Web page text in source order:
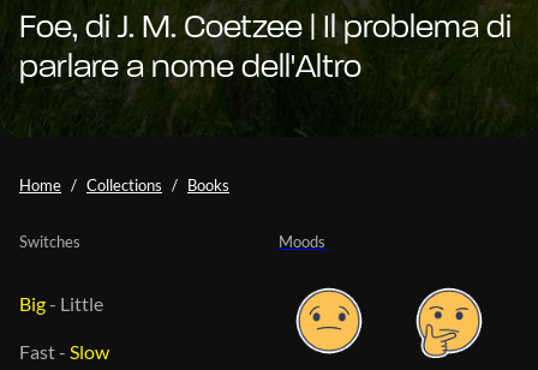
Foe, di J. M. Coetzee | Il problema di
parlare a nome dell'Altro
Home Collections Books
Moods
Switches
Big- Little
Fast- Slow